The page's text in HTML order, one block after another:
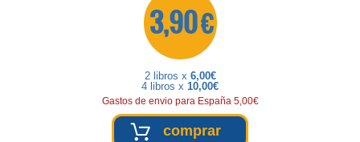
3,90 €
2 libros x 6,00€
4 libros x 10,00€
Gastos de envio para España 5,00€
comprar